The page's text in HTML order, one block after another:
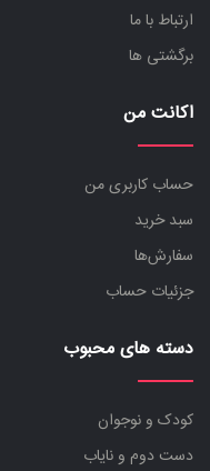
ارتباط با ما
برگشتی ها
اکانت من
حساب کاربری من
سبد خرید
سفارش‌ها
جزئیات حساب
دسته های محبوب
کودک و نوجوان
دست دوم و نایاب